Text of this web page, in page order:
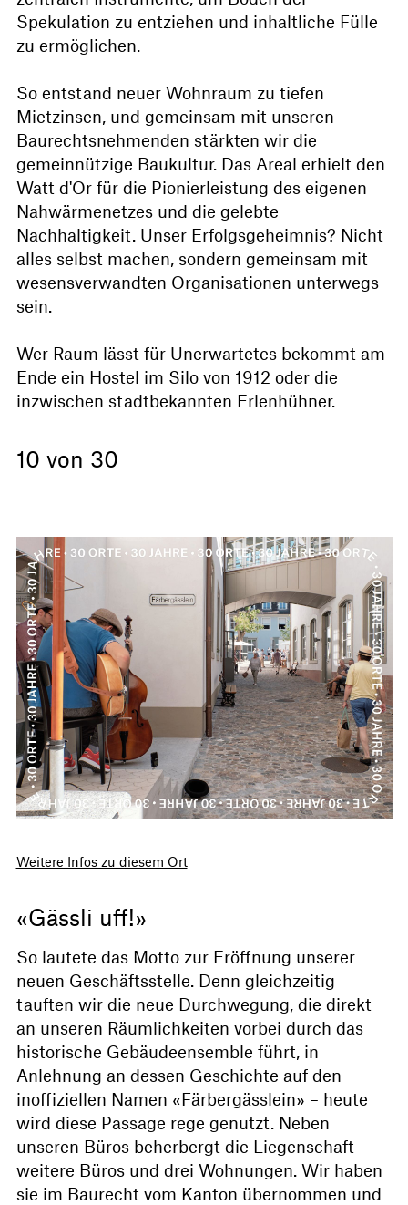
Spekulation zu entziehen und inhaltliche Fülle
zu ermöglichen.
So entstand neuer Wohnraum zu tiefen
Mietzinsen, und gemeinsam mit unseren
Baurechtsnehmenden stärkten wir die
gemeinnützige Baukultur. Das Areal erhielt den
Watt d'Or für die Pionierleistung des eigenen
Nahwärmenetzes und die gelebte
Nachhaltigkeit. Unser Erfolgsgeheimnis? Nicht
alles selbst machen, sondern gemeinsam mit
wesensverwandten Organisationen unterwegs
sein.
Wer Raum lässt für Unerwartetes bekommt am
Ende ein Hostel im Silo von 1912 oder die
inzwischen stadtbekannten Erlenhühner.
10 von 30
Weitere Infos zu diesem Ort
«Gässli uff!»
So lautete das Motto zur Eröffnung unserer
neuen Geschäftsstelle. Denn gleichzeitig
tauften wir die neue Durchwegung, die direkt
an unseren Räumlichkeiten vorbei durch das
historische Gebäudeensemble führt, in
Anlehnung an dessen Geschichte auf den
inoffiziellen Namen «Färbergässlein» – heute
wird diese Passage rege genutzt. Neben
unseren Büros beherbergt die Liegenschaft
weitere Büros und drei Wohnungen. Wir haben
sie im Baurecht vom Kanton übernommen und